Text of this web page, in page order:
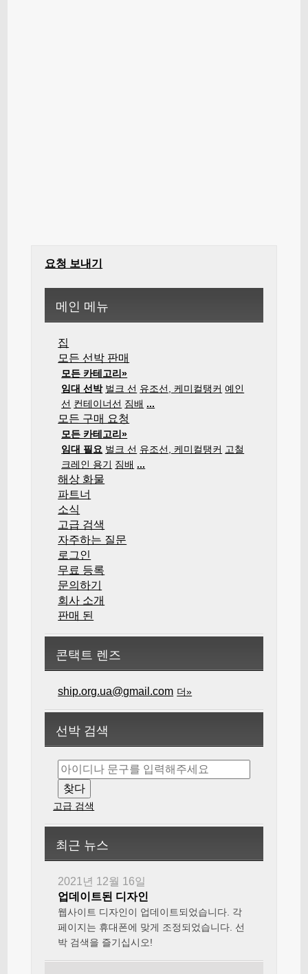
요청 보내기
메인 메뉴
집
모든 선박 판매
모든 카테고리»
임대 선박 벌크 선 유조선, 케미컬탱커 예인
선 컨테이너선 짐배 ...
모든 구매 요청
모든 카테고리»
임대 필요 벌크 선 유조선, 케미컬탱커 고철
크레인 용기 짐배 ...
해상 화물
파트너
소식
고급 검색
자주하는 질문
로그인
무료 등록
문의하기
회사 소개
판매 된
콘택트 렌즈
ship.org.ua@gmail.com 더»
선박 검색
고급 검색
최근 뉴스
2021년 12월 16일
업데이트된 디자인
웹사이트 디자인이 업데이트되었습니다. 각
페이지는 휴대폰에 맞게 조정되었습니다. 선
박 검색을 즐기십시오!